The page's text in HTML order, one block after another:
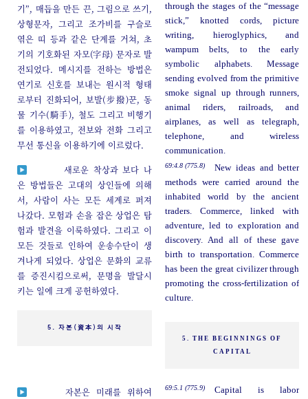
기”, 매듭을 만든 끈, 그림으로 쓰기,
상형문자, 그리고 조가비를 구슬로
엮은 띠 등과 같은 단계를 거쳐, 초
기의 기호화된 자모(字母) 문자로 발
전되었다. 메시지를 전하는 방법은
연기로 신호를 보내는 원시적 형태
로부터 진화되어, 보발(步撥)꾼, 동
물 기수(騎手), 철도 그리고 비행기
를 이용하였고, 전보와 전화 그리고
무선 통신을 이용하기에 이르렀다.
through the stages of the “message
stick,” knotted cords, picture
writing, hieroglyphics, and
wampum belts, to the early
symbolic alphabets. Message
sending evolved from the primitive
smoke signal up through runners,
animal riders, railroads, and
airplanes, as well as telegraph,
telephone, and wireless
communication.
새로운 착상과 보다 나
은 방법들은 고대의 상인들에 의해
서, 사람이 사는 모든 세계로 퍼져
나갔다. 모험과 손을 잡은 상업은 탐
험과 발견을 이룩하였다. 그리고 이
모든 것들로 인하여 운송수단이 생
겨나게 되었다. 상업은 문화의 교류
를 증진시킴으로써, 문명을 발달시
키는 일에 크게 공헌하였다.
69:4.8 (775.8)
New ideas and better
methods were carried around the
inhabited world by the ancient
traders. Commerce, linked with
adventure, led to exploration and
discovery. And all of these gave
birth to transportation. Commerce
has been the great civilizer through
promoting the cross-fertilization of
culture.
5. 자본(資本)의 시작
5. THE BEGINNINGS OF
CAPITAL
자본은 미래를 위하여
69:5.1 (775.9)
Capital is labor